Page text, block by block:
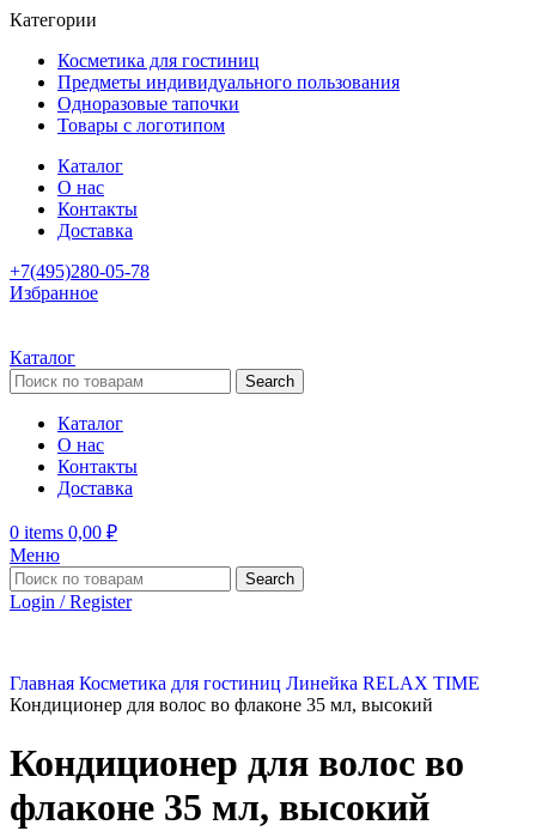
Категории
Косметика для гостиниц
Предметы индивидуального пользования
Одноразовые тапочки
Товары с логотипом
Каталог
О нас
Контакты
Доставка
+7(495)280-05-78
Избранное
Каталог
Search
Каталог
О нас
Контакты
Доставка
0 items 0,00 ₽
Меню
Search
Login / Register
Главная Косметика для гостиниц Линейка RELAX TIME
Кондиционер для волос во флаконе 35 мл, высокий
Кондиционер для волос во
флаконе 35 мл, высокий